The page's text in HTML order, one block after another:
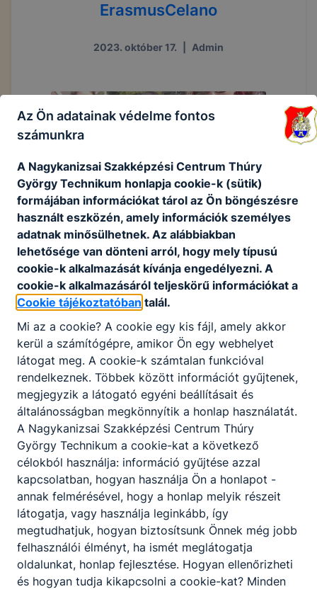
ErasmusCelano
2023. október 17. Admin
Megosztás
Az Ön adatainak védelme fontos
számunkra
A Nagykanizsai Szakképzési Centrum Thúry
György Technikum honlapja cookie-k (sütik)
formájában információkat tárol az Ön böngészésre
használt eszközén, amely információk személyes
adatnak minősülhetnek. Az alábbiakban
lehetősége van dönteni arról, hogy mely típusú
cookie-k alkalmazását kívánja engedélyezni. A
cookie-k alkalmazásáról teljeskörű információkat a
Cookie tájékoztatóban talál.
Mi az a cookie? A cookie egy kis fájl, amely akkor
kerül a számítógépre, amikor Ön egy webhelyet
látogat meg. A cookie-k számtalan funkcióval
rendelkeznek. Többek között információt gyűjtenek,
megjegyzik a látogató egyéni beállításait és
általánosságban megkönnyítik a honlap használatát.
A Nagykanizsai Szakképzési Centrum Thúry
György Technikum a cookie-kat a következő
célokból használja: információ gyűjtése azzal
kapcsolatban, hogyan használja Ön a honlapot -
annak felmérésével, hogy a honlap melyik részeit
látogatja, vagy használja leginkább, így
megtudhatjuk, hogyan biztosítsunk Önnek még jobb
felhasználói élményt, ha ismét meglátogatja
oldalunkat, honlap fejlesztése. Hogyan ellenőrizheti
és hogyan tudja kikapcsolni a cookie-kat? Minden